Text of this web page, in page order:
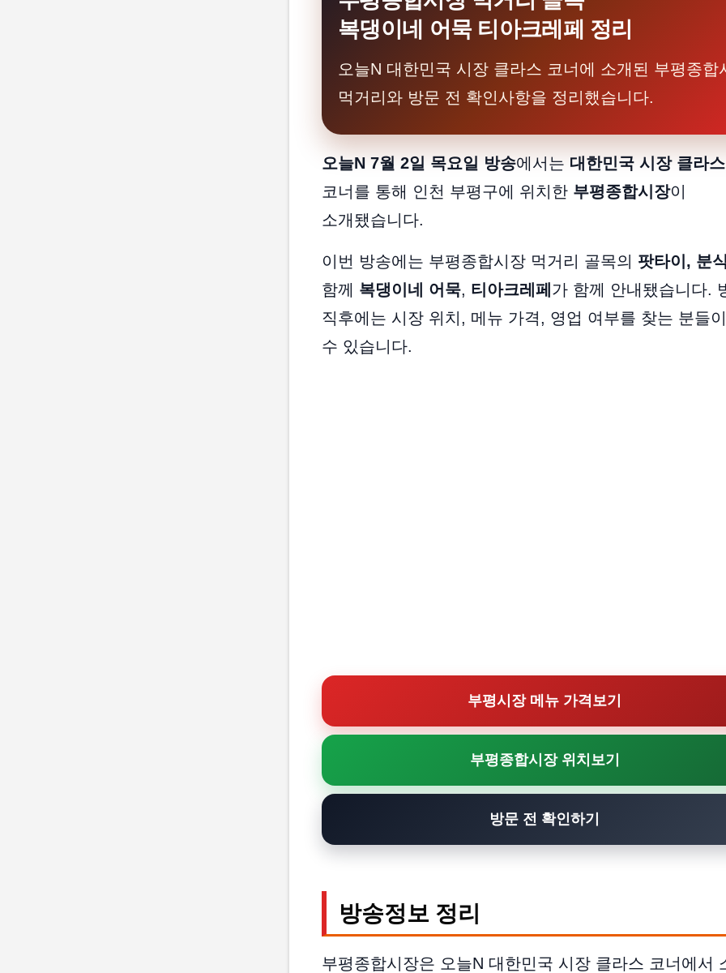
복댕이네 어묵 티아크레페 정리
오늘N 대한민국 시장 클라스 코너에 소개된 부평종합
먹거리와 방문 전 확인사항을 정리했습니다.
오늘N 7월 2일 목요일 방송에서는 대한민국 시장 클라스
코너를 통해 인천 부평구에 위치한 부평종합시장이
소개됐습니다.
이번 방송에는 부평종합시장 먹거리 골목의 팟타이, 분
함께 복댕이네 어묵, 티아크레페 가 함께 안내됐습니다.
직후에는 시장 위치, 메뉴 가격, 영업 여부를 찾는 분들
수 있습니다.
부평시장 메뉴 가격보기
부평종합시장 위치보기
방문 전 확인하기
방송정보 정리
부평종합시장은 오늘N 대한민국 시장 클라스 코너에서